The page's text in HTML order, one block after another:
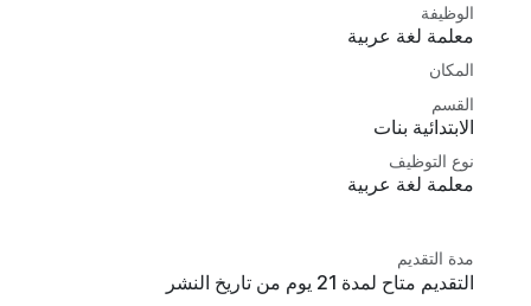
الوظيفة
معلمة لغة عربية
المكان
القسم
الابتدائية بنات
نوع التوظيف
معلمة لغة عربية
مدة التقديم
التقديم متاح لمدة 21 يوم من تاريخ النشر